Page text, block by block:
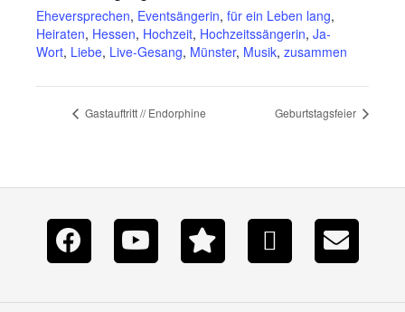
Eheversprechen, Eventsängerin, für ein Leben lang,
Heiraten, Hessen, Hochzeit, Hochzeitssängerin, Ja-
Wort, Liebe, Live-Gesang, Münster, Musik, zusammen
Gastauftritt // Endorphine Geburtstagsfeier